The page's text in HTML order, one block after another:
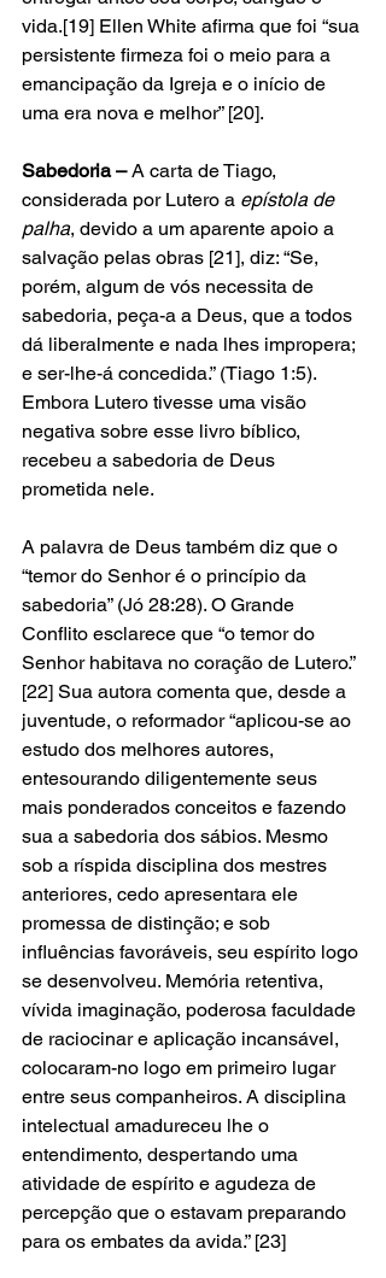
vida.[19] Ellen White afirma que foi “sua
persistente firmeza foi o meio para a
emancipação da Igreja e o início de
uma era nova e melhor” [20].
Sabedoria – A carta de Tiago,
considerada por Lutero a epístola de
palha, devido a um aparente apoio a
salvação pelas obras [21], diz: “Se,
porém, algum de vós necessita de
sabedoria, peça-a a Deus, que a todos
dá liberalmente e nada lhes impropera;
e ser-lhe-á concedida.” (Tiago 1:5).
Embora Lutero tivesse uma visão
negativa sobre esse livro bíblico,
recebeu a sabedoria de Deus
prometida nele.
A palavra de Deus também diz que o
“temor do Senhor é o princípio da
sabedoria” (Jó 28:28). O Grande
Conflito esclarece que “o temor do
Senhor habitava no coração de Lutero.”
[22] Sua autora comenta que, desde a
juventude, o reformador “aplicou-se ao
estudo dos melhores autores,
entesourando diligentemente seus
mais ponderados conceitos e fazendo
sua a sabedoria dos sábios. Mesmo
sob a ríspida disciplina dos mestres
anteriores, cedo apresentara ele
promessa de distinção; e sob
influências favoráveis, seu espírito logo
se desenvolveu. Memória retentiva,
vívida imaginação, poderosa faculdade
de raciocinar e aplicação incansável,
colocaram-no logo em primeiro lugar
entre seus companheiros. A disciplina
intelectual amadureceu lhe o
entendimento, despertando uma
atividade de espírito e agudeza de
percepção que o estavam preparando
para os embates da avida.” [23]